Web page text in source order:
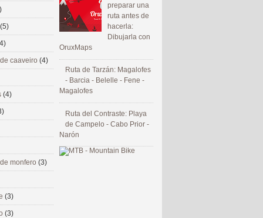
preparar una
ruta antes de
hacerla:
Dibujarla con
OruxMaps
Ruta de Tarzán: Magalofes
- Barcia - Belelle - Fene -
Magalofes
Ruta del Contraste: Playa
de Campelo - Cabo Prior -
Narón
(5)
caaveiro (4)
(4)
monfero (3)
(3)
(3)